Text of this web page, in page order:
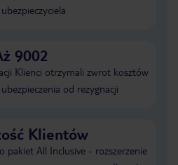
9002
Klienci otrzymali zwrot kosztów
od rezygnacji
Klientów
pakiet All Inclusive - rozszerzenie